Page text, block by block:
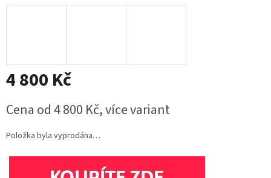
4 800 Kč
cena:
Cena od 4 800 Kč, více variant
Položka byla vyprodána…